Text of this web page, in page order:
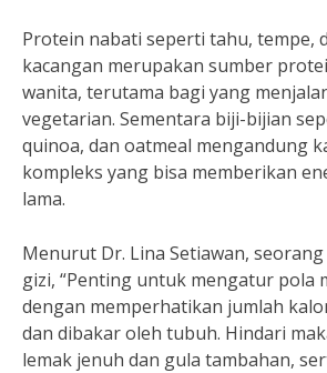
Protein nabati seperti tahu, tempe,
kacangan merupakan sumber
wanita, terutama bagi yang
vegetarian. Sementara biji-bijian
quinoa, dan oatmeal mengandung
kompleks yang bisa memberikan
lama.
Menurut Dr. Lina Setiawan,
gizi, “Penting untuk mengatur pola
dengan memperhatikan jumlah
dan dibakar oleh tubuh. Hindari
lemak jenuh dan gula tambahan,